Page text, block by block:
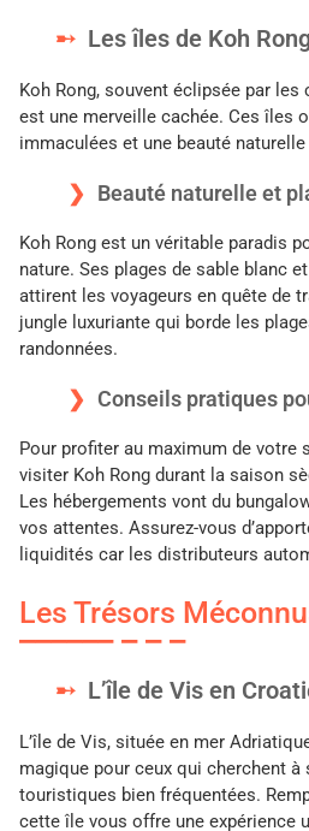
Les îles de Koh
Koh Rong, souvent éclipsée par les
est une merveille cachée. Ces îles
immaculées et une beauté
Beauté naturelle et
Koh Rong est un véritable paradis
nature. Ses plages de sable blanc
attirent les voyageurs en quête de
jungle luxuriante qui borde les
randonnées.
Conseils pratiques
Pour profiter au maximum de votre
visiter Koh Rong durant la saison
Les hébergements vont du
vos attentes. Assurez-vous
liquidités car les distributeurs
Les Trésors
L’île de Vis en
L’île de Vis, située en mer
magique pour ceux qui cherchent à
touristiques bien fréquentées.
cette île vous offre une expérience